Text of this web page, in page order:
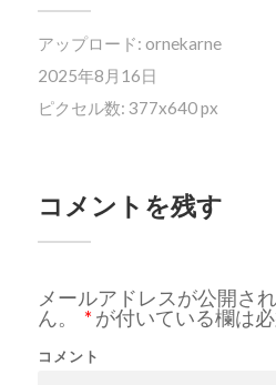
アップロード: ornekarne
2025年8月16日
ピクセル数: 377x640 px
コメントを残す
メールアドレスが公開さ
ん。
* が付いている欄は
コメント